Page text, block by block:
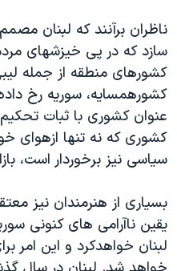
ناظران برآنند که لبنان
سازد که در پی خيزشهای
کشورهای منطقه از جمله
کشورهمسايه، سوريه رخ
عنوان کشوری با ثبات
کشوری که نه تنها ازهوای
سياسی نيز برخوردار است،
بسياری از هنرمندان نيز
يقين ناآرامی های کنونی
لبنان خواهدکرد و اين امر